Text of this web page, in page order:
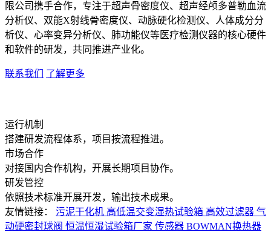
限公司携手合作，专注于超声骨密度仪、超声经颅多普勒血流
分析仪、双能X射线骨密度仪、动脉硬化检测仪、人体成分分
析仪、心率变异分析仪、肺功能仪等医疗检测仪器的核心硬件
和软件的研发，共同推进产业化。
联系我们 了解更多
运行机制
搭建研发流程体系，项目按流程推进。
市场合作
对接国内合作机构，开展长期项目协作。
研发管控
依照技术标准开展开发，输出技术成果。
友情链接：
污泥干化机 高低温交变湿热试验箱 高效过滤器 气
动硬密封球阀 恒温恒湿试验箱厂家 传感器 BOWMAN换热器